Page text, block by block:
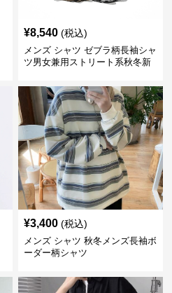
¥8,540 (税込)
メンズ シャツ ゼブラ柄長袖シャ
ツ男女兼用ストリート系秋冬新
¥3,400 (税込)
メンズ シャツ 秋冬メンズ長袖ボ
ーダー柄シャツ